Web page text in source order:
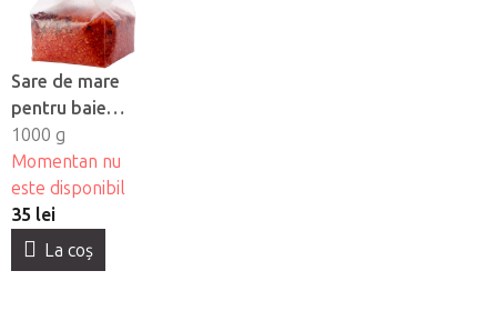
Sare de mare
pentru baie
Yamuna -
Trandafir
1000 g
Momentan nu
este disponibil
35 lei
La coş